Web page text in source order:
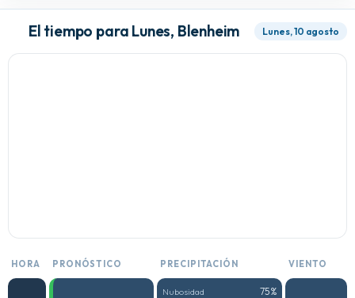
El tiempo para Lunes, Blenheim Lunes, 10 agosto
HORA PRONÓSTICO PRECIPITACIÓN VIENTO
Nubosidad 75%